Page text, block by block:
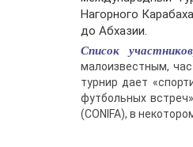
Нагорного
до Абхазии.
Список
малоизвестным,
турнир дает
футбольных
(CONIFA), в